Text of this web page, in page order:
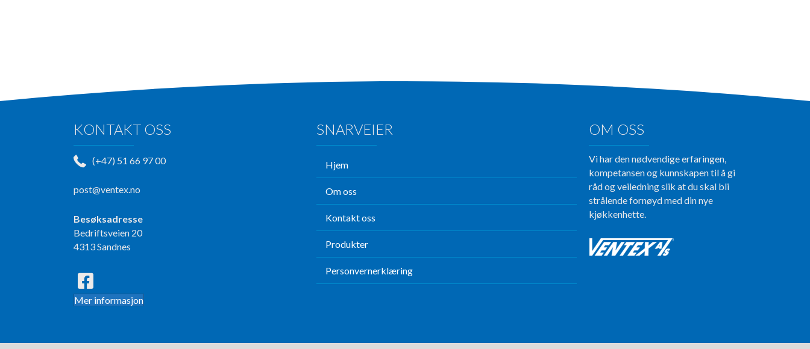
KONTAKT OSS
(+47) 51 66 97 00
post@ventex.no
Besøksadresse
Bedriftsveien 20
4313 Sandnes
Mer informasjon
SNARVEIER
Hjem
Om oss
Kontakt oss
Produkter
Personvernerklæring
OM OSS
Vi har den nødvendige erfaringen,
kompetansen og kunnskapen til å gi
råd og veiledning slik at du skal bli
strålende fornøyd med din nye
kjøkkenhette.